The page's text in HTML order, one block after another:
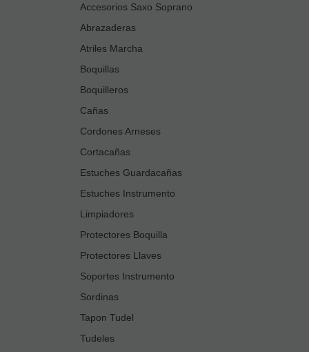
Accesorios Saxo Soprano
Abrazaderas
Atriles Marcha
Boquillas
Boquilleros
Cañas
Cordones Arneses
Cortacañas
Estuches Guardacañas
Estuches Instrumento
Limpiadores
Protectores Boquilla
Protectores Llaves
Soportes Instrumento
Sordinas
Tapon Tudel
Tudeles